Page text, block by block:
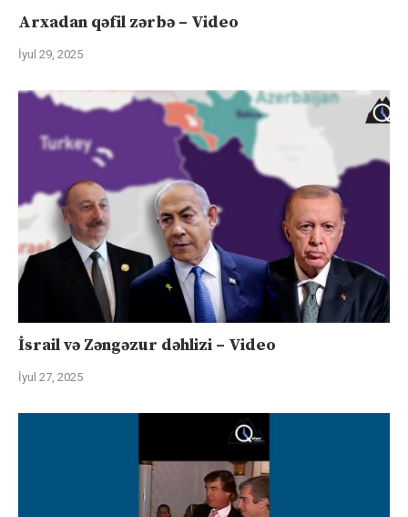
Arxadan qəfil zərbə – Video
İyul 29, 2025
İsrail və Zəngəzur dəhlizi – Video
İyul 27, 2025